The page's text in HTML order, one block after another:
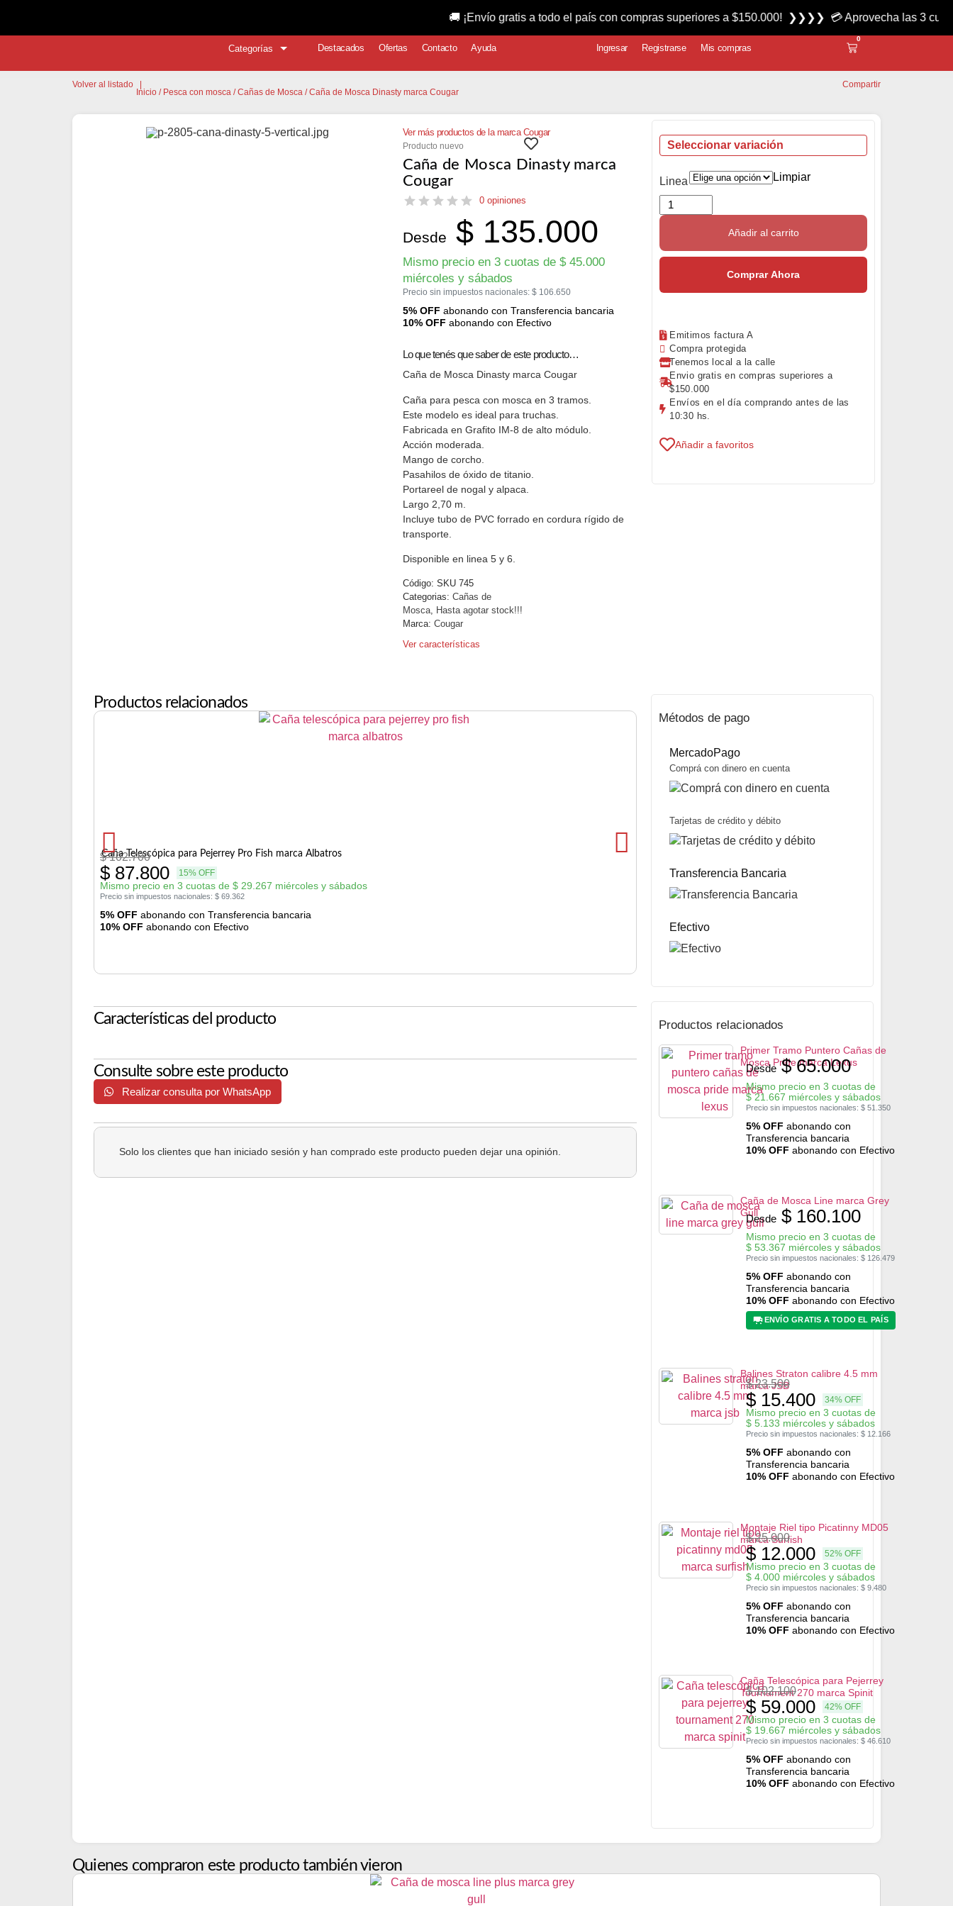
Categorías Destacados Ofertas Contacto Ayuda Ingresar Registrarse Mis compras
0
Volver al listado
Inicio / Pesca con mosca /Cañas de Mosca / Caña de Mosca Dinasty marca Cougar
Compartir
Ver más productos de la marca Cougar
Producto nuevo
Caña de Mosca Dinasty marca
Cougar
0 opiniones
Desde $135.000
Mismo precio en 3 cuotas de $45.000
miércoles y sábados
Precio sin impuestos nacionales: $106.650
5% OFF abonando con Transferencia bancaria
10% OFF abonando con Efectivo
Lo que tenés que saber de este producto…
Caña de Mosca Dinasty marca Cougar
Caña para pesca con mosca en 3 tramos.
Este modelo es ideal para truchas.
Fabricada en Grafito IM-8 de alto módulo.
Acción moderada.
Mango de corcho.
Pasahilos de óxido de titanio.
Portareel de nogal y alpaca.
Largo 2,70 m.
Incluye tubo de PVC forrado en cordura rígido de
transporte.
Disponible en linea 5 y 6.
Código: SKU 745
Categorias: Cañas de
Mosca, Hasta agotar stock!!!
Marca: Cougar
Ver características
Seleccionar variación
Linea Limpiar
Añadir al carrito
Comprar Ahora
Emitimos factura A
Compra protegida
Tenemos local a la calle
Envio gratis en compras superiores a
$150.000
Envíos en el día comprando antes de las
10:30 hs.
Añadir a favoritos
Productos relacionados
Caña Telescópica para Pejerrey Pro Fish marca Albatros
$102.700
$ 87.800 15% OFF
Mismo precio en 3 cuotas de $ 29.267 miércoles y sábados
Precio sin impuestos nacionales: $ 69.362
5% OFF abonando con Transferencia bancaria
10% OFF abonando con Efectivo
Precio sin impuestos nacionales:$34.207
10% OFFabonando con Efectivo
Características del producto
Consulte sobre este producto
Realizar consulta por WhatsApp
Solo los clientes que han iniciado sesión y han comprado este producto pueden dejar una opinión.
Métodos de pago
MercadoPago
Comprá con dinero en cuenta
Tarjetas de crédito y débito
Transferencia Bancaria
Efectivo
Productos relacionados
Primer Tramo Puntero Cañas de
Mosca Pride marca Lexus
Desde $65.000
Mismo precio en 3 cuotas de
$21.667 miércoles y sábados
Precio sin impuestos nacionales: $51.350
5% OFF abonando con
Transferencia bancaria
10% OFF abonando con Efectivo
Caña de Mosca Line marca Grey
Gull
Desde $160.100
Mismo precio en 3 cuotas de
$53.367 miércoles y sábados
Precio sin impuestos nacionales: $126.479
5% OFF abonando con
Transferencia bancaria
10% OFF abonando con Efectivo
ENVÍO GRATIS A TODO EL PAÍS
Balines Straton calibre 4.5 mm
marca JSB
$23.500
$15.400 34% OFF
Mismo precio en 3 cuotas de
$5.133 miércoles y sábados
Precio sin impuestos nacionales: $12.166
5% OFF abonando con
Transferencia bancaria
10% OFF abonando con Efectivo
Montaje Riel tipo Picatinny MD05
marca Surfish
$25.000
$12.000 52% OFF
Mismo precio en 3 cuotas de
$4.000miércoles y sábados
Precio sin impuestos nacionales: $9.480
5% OFF abonando con
Transferencia bancaria
10% OFF abonando con Efectivo
Caña Telescópica para Pejerrey
Tournament 270 marca Spinit
$102.100
$59.000 42% OFF
Mismo precio en 3 cuotas de
$19.667 miércoles y sábados
Precio sin impuestos nacionales: $46.610
5% OFF abonando con
Transferencia bancaria
10% OFF abonando con Efectivo
Quienes compraron este producto también vieron
🚚 ¡Envío gratis a todo el país con compras superiores a $150.000! ❯❯❯❯ 💳 Aprovecha las 3 cuotas sin